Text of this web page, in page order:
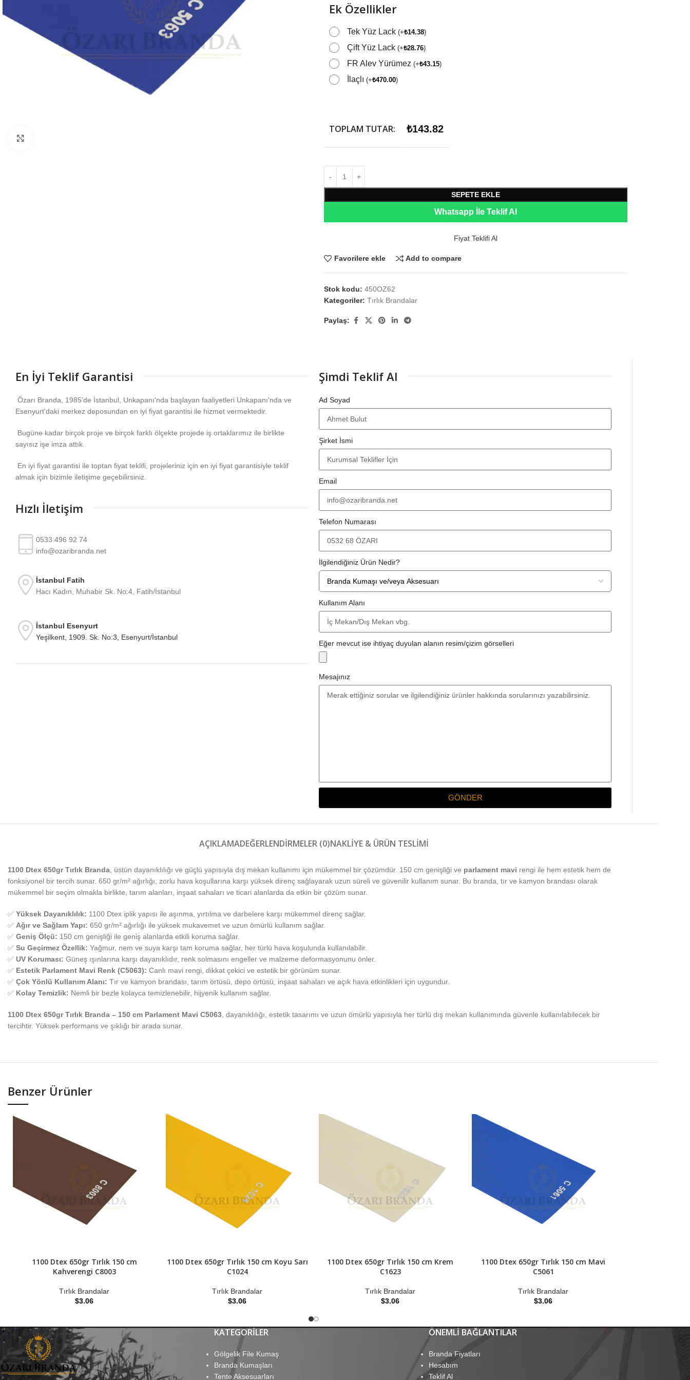
Ek Özellikler
Tek Yüz Lack (+₺14.38)
Çift Yüz Lack (+₺28.76)
FR Alev Yürümez (+₺43.15)
İlaçlı (+₺470.00)
TOPLAM TUTAR: ₺143.82
SEPETE EKLE
Whatsapp İle Teklif Al
Fiyat Teklifi Al
Favorilere ekle Add to compare
Stok kodu: 450OZ62
Kategoriler: Tırlık Brandalar
Paylaş:
En İyi Teklif Garantisi
Özarı Branda, 1985'de İstanbul, Unkapanı'nda başlayan faaliyetleri Unkapanı'nda ve
Esenyurt'daki merkez deposundan en iyi fiyat garantisi ile hizmet vermektedir.
Bugüne kadar birçok proje ve birçok farklı ölçekte projede iş ortaklarımız ile birlikte
sayısız işe imza attık.
En iyi fiyat garantisi ile toptan fiyat teklifi, projeleriniz için en iyi fiyat garantisiyle teklif
almak için bizimle iletişime geçebilirsiniz.
Hızlı İletişim
0533 496 92 74
info@ozaribranda.net
İstanbul Fatih
Hacı Kadın, Muhabir Sk. No:4, Fatih/İstanbul
İstanbul Esenyurt
Yeşilkent, 1909. Sk. No:3, Esenyurt/İstanbul
Şimdi Teklif Al
Ad Soyad
Şirket İsmi
Email
Telefon Numarası
İlgilendiğiniz Ürün Nedir?
Kullanım Alanı
Eğer mevcut ise ihtiyaç duyulan alanın resim/çizim görselleri
Mesajınız
GÖNDER
AÇIKLAMADEĞERLENDIRMELER (0)NAKLIYE & ÜRÜN TESLIMI
1100 Dtex 650gr Tırlık Branda , üstün dayanıklılığı ve güçlü yapısıyla dış mekan kullanımı için mükemmel bir çözümdür. 150 cm genişliği ve parlament mavi rengi ile hem estetik hem de
fonksiyonel bir tercih sunar. 650 gr/m² ağırlığı, zorlu hava koşullarına karşı yüksek direnç sağlayarak uzun süreli ve güvenilir kullanım sunar. Bu branda, tır ve kamyon brandası olarak
mükemmel bir seçim olmakla birlikte, tarım alanları, inşaat sahaları ve ticari alanlarda da etkin bir çözüm sunar.
✅ Yüksek Dayanıklılık: 1100 Dtex iplik yapısı ile aşınma, yırtılma ve darbelere karşı mükemmel direnç sağlar.
✅ Ağır ve Sağlam Yapı: 650 gr/m² ağırlığı ile yüksek mukavemet ve uzun ömürlü kullanım sağlar.
✅ Geniş Ölçü: 150 cm genişliği ile geniş alanlarda etkili koruma sağlar.
✅ Su Geçirmez Özellik: Yağmur, nem ve suya karşı tam koruma sağlar, her türlü hava koşulunda kullanılabilir.
✅ UV Koruması: Güneş ışınlarına karşı dayanıklıdır, renk solmasını engeller ve malzeme deformasyonunu önler.
✅ Estetik Parlament Mavi Renk (C5063): Canlı mavi rengi, dikkat çekici ve estetik bir görünüm sunar.
✅ Çok Yönlü Kullanım Alanı: Tır ve kamyon brandası, tarım örtüsü, depo örtüsü, inşaat sahaları ve açık hava etkinlikleri için uygundur.
✅ Kolay Temizlik: Nemli bir bezle kolayca temizlenebilir, hijyenik kullanım sağlar.
1100 Dtex 650gr Tırlık Branda – 150 cm Parlament Mavi C5063 , dayanıklılığı, estetik tasarımı ve uzun ömürlü yapısıyla her türlü dış mekan kullanımında güvenle kullanılabilecek bir
tercihtir. Yüksek performans ve şıklığı bir arada sunar.
Benzer Ürünler
1100 Dtex 650gr Tırlık 150 cm
Kahverengi C8003
Tırlık Brandalar
$3.06
1100 Dtex 650gr Tırlık 150 cm Koyu Sarı
C1024
Tırlık Brandalar
$3.06
1100 Dtex 650gr Tırlık 150 cm Krem
C1623
Tırlık Brandalar
$3.06
1100 Dtex 650gr Tırlık 150 cm Mavi
C5061
Tırlık Brandalar
$3.06
KATEGORILER
Gölgelik File Kumaş
Branda Kumaşları
Tente Aksesuarları
ÖNEMLI BAĞLANTILAR
Branda Fiyatları
Hesabım
Teklif Al